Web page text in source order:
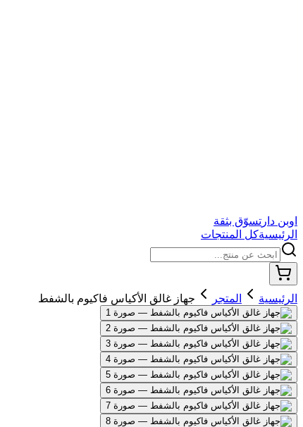
اوبن دار تسوّق بثقة
الرئيسيةكل المنتجات
الرئيسية المتجر جهاز غالق الأكياس فاكيوم بالشفط